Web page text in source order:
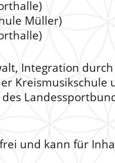
Müller)
Integration
Kreismusikschule
und kann für